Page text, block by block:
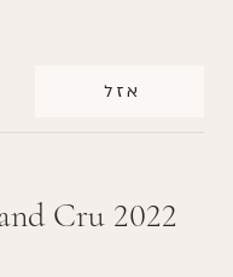
אזל
Cru 2022